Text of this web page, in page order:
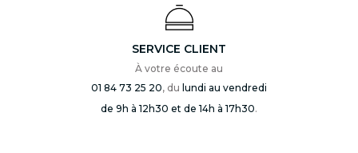
SERVICE CLIENT
À votre écoute au
01 84 73 25 20, du lundi au vendredi
de 9h à 12h30 et de 14h à 17h30.